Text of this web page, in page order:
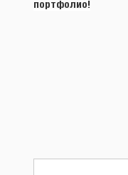
портфолио!